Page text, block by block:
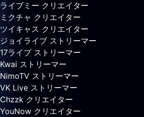
ライブミー クリエイター
ミクチャ クリエイター
ツイキャス クリエイター
ジョイライブ ストリーマー
17ライブ ストリーマー
Kwai ストリーマー
NimoTV ストリーマー
VK Live ストリーマー
Chzzk クリエイター
YouNow クリエイター